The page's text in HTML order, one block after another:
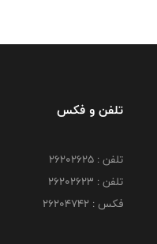
تلفن و فکس
تلفن : ۲۶۲۰۲۶۲۵
تلفن : ۲۶۲۰۲۶۲۳
فکس : ۲۶۲۰۴۷۴۲